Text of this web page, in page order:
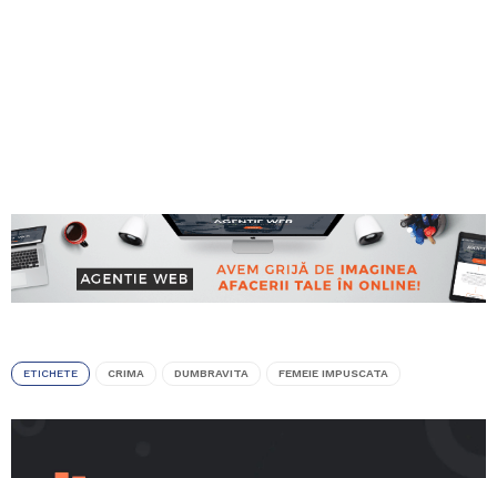
ETICHETE CRIMA DUMBRAVITA FEMEIE IMPUSCATA